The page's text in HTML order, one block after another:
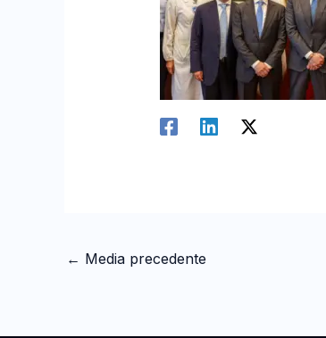
← Media precedente